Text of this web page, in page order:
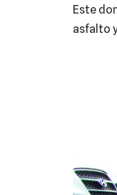
Este
asfalto